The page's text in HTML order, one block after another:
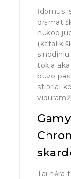
Įdomus
tokia
buvo
stipriai
Tai nėra